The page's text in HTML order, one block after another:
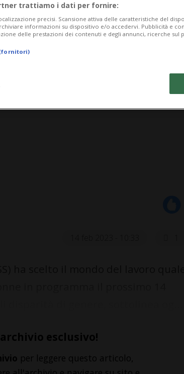
esclusivo!
per leggere questo articolo,
trattiamo i dati per fornire:
precisi. Scansione attiva delle caratteristiche del
informazioni su dispositivo e/o accedervi. Pubblicità e
delle prestazioni dei contenuti e degli annunci, ricerche sul